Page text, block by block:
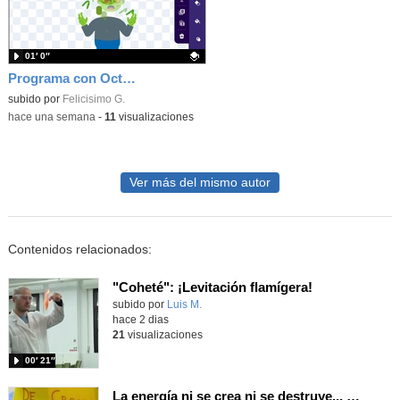
Programa con OctoStudio, un juego homenajeando al House of the dead con Zombies
Contenido educativo.
subido por Felicisimo G.
01′ 0″
-hace una semana - 11 visualizaciones
Ver más del mismo autor
Contenidos relacionados:
"Coheté": ¡Levitación flamígera!
Contenido educativo.
subido por Luis M.
00′ 21″
hace 2 dias
21 visualizaciones
La energía ni se crea ni se destruye... ¡se experimenta! El Tierno en la Feria Madrid es Ciencia 2026